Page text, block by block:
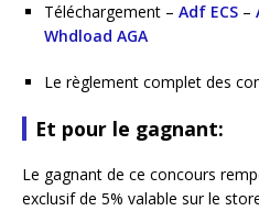
Téléchargement – Adf ECS –
Whdload AGA
Le règlement complet des
Et pour le gagnant:
Le gagnant de ce concours
exclusif de 5% valable sur le